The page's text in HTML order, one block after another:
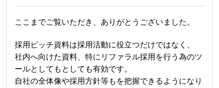
ここまでご覧いただき、ありがとうございました。
採用ピッチ資料は採用活動に役立つだけではなく、
社内へ向けた資料、特にリファラル採用を行う為のツ
ールとしてもとしても有効です。
自社の全体像や採用方針等もを把握できるようになり